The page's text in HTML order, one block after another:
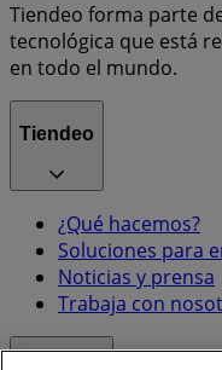
Tiendeo forma parte
tecnológica que está
en todo el mundo.
Tiendeo
¿Qué hacemos?
Soluciones para
Noticias y prensa
Trabaja con